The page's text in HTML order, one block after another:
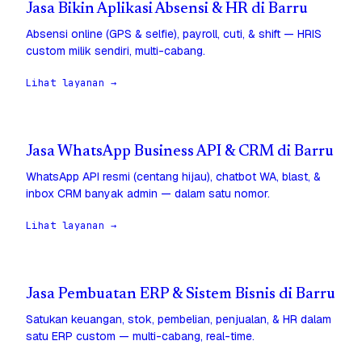
Jasa Bikin Aplikasi Absensi & HR di Barru
Absensi online (GPS & selfie), payroll, cuti, & shift — HRIS
custom milik sendiri, multi-cabang.
Lihat layanan →
Jasa WhatsApp Business API & CRM di Barru
WhatsApp API resmi (centang hijau), chatbot WA, blast, &
inbox CRM banyak admin — dalam satu nomor.
Lihat layanan →
Jasa Pembuatan ERP & Sistem Bisnis di Barru
Satukan keuangan, stok, pembelian, penjualan, & HR dalam
satu ERP custom — multi-cabang, real-time.